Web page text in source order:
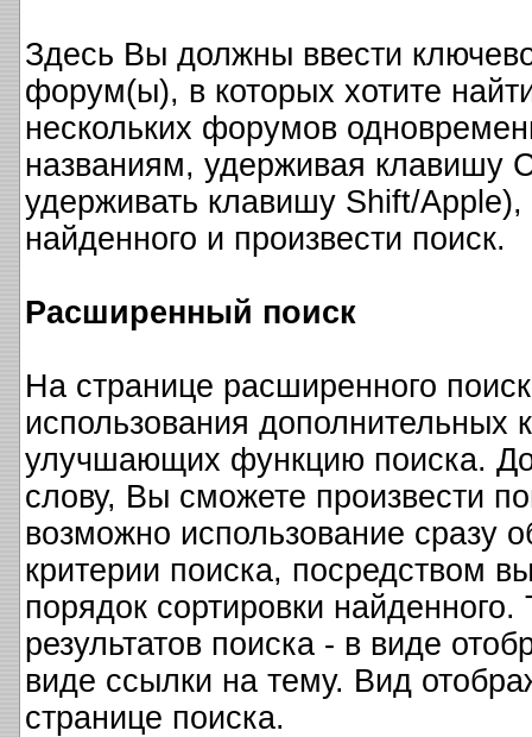
Здесь Вы должны ввести
форум(ы), в которых хотите
нескольких форумов
названиям, удерживая клавишу
удерживать клавишу Shift/Apple),
найденного и произвести поиск.
Расширенный поиск
На странице расширенного
использования дополнительных
улучшающих функцию поиска.
слову, Вы сможете произвести
возможно использование сразу
критерии поиска, посредством
порядок сортировки
результатов поиска - в виде
виде ссылки на тему. Вид
странице поиска.